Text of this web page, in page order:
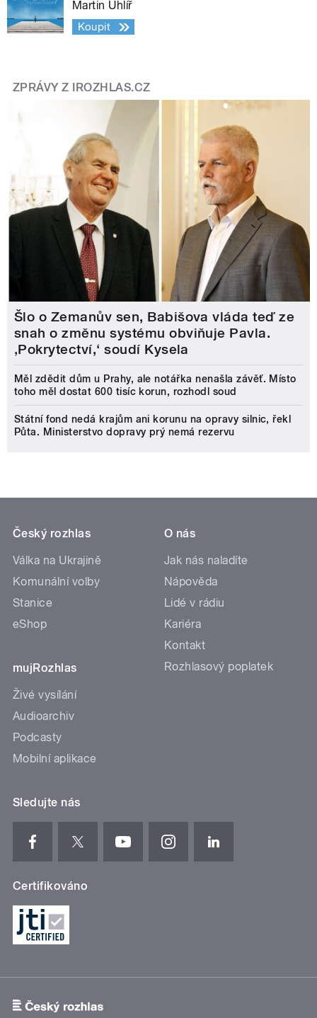
Martin Uhlíř
Koupit
ZPRÁVY Z IROZHLAS.CZ
Šlo o Zemanův sen, Babišova vláda teď ze
snah o změnu systému obviňuje Pavla.
‚Pokrytectví,‘ soudí Kysela
Měl zdědit dům u Prahy, ale notářka nenašla závěť. Místo
toho měl dostat 600 tisíc korun, rozhodl soud
Státní fond nedá krajům ani korunu na opravy silnic, řekl
Půta. Ministerstvo dopravy prý nemá rezervu
Český rozhlas
Válka na Ukrajině
Komunální volby
Stanice
eShop
mujRozhlas
Živé vysílání
Audioarchiv
Podcasty
Mobilní aplikace
O nás
Jak nás naladíte
Nápověda
Lidé v rádiu
Kariéra
Kontakt
Rozhlasový poplatek
Sledujte nás
Certifikováno